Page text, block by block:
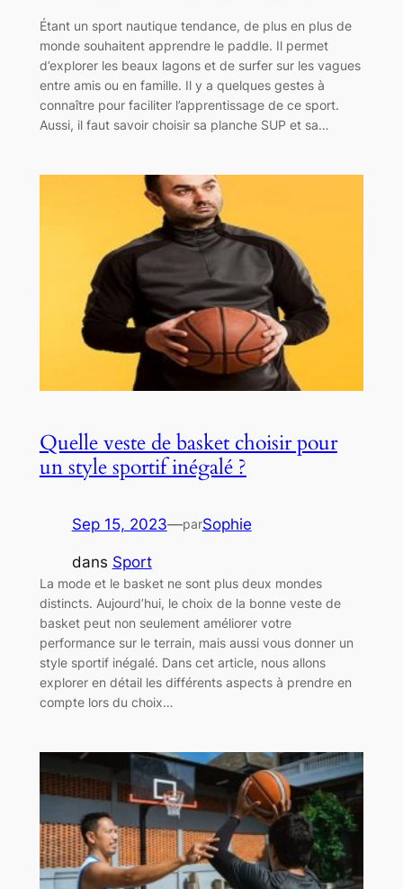
Étant un sport nautique tendance, de plus en plus de
monde souhaitent apprendre le paddle. Il permet
d’explorer les beaux lagons et de surfer sur les vagues
entre amis ou en famille. Il y a quelques gestes à
connaître pour faciliter l’apprentissage de ce sport.
Aussi, il faut savoir choisir sa planche SUP et sa…
Quelle veste de basket choisir pour
un style sportif inégalé ?
Sep 15, 2023—parSophie
dans Sport
La mode et le basket ne sont plus deux mondes
distincts. Aujourd’hui, le choix de la bonne veste de
basket peut non seulement améliorer votre
performance sur le terrain, mais aussi vous donner un
style sportif inégalé. Dans cet article, nous allons
explorer en détail les différents aspects à prendre en
compte lors du choix…